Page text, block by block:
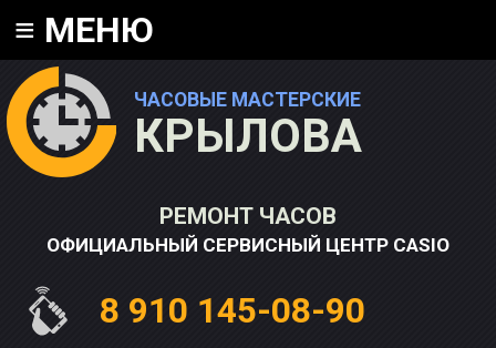
ЧАСОВЫЕ МАСТЕРСКИЕ
КРЫЛОВА
РЕМОНТ ЧАСОВ
ОФИЦИАЛЬНЫЙ СЕРВИСНЫЙ ЦЕНТР CASIO
8 910 145-08-90
≡ МЕНЮ